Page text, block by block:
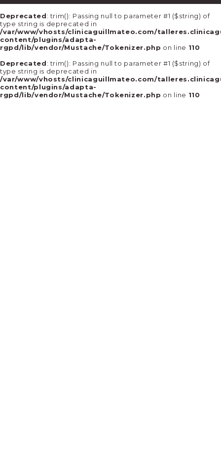
Deprecated: trim(): Passing null to parameter #1 ($string) of
type string is deprecated in
/var/www/vhosts/clinicaguillmateo.com/
content/plugins/adapta-
rgpd/lib/vendor/Mustache/Tokenizer.php on line 110
Deprecated: trim(): Passing null to parameter #1 ($string) of
type string is deprecated in
/var/www/vhosts/clinicaguillmateo.com/
content/plugins/adapta-
rgpd/lib/vendor/Mustache/Tokenizer.php on line 110